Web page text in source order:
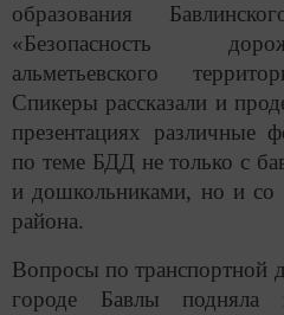
образования
«Безопасность
альметьевского
Спикеры рассказали и
презентациях различные
по теме БДД не только с
и дошкольниками, но и со
района.
Вопросы по транспортной
городе Бавлы подняла